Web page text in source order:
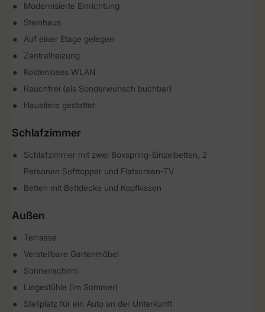
Modernisierte Einrichtung
Steinhaus
Auf einer Etage gelegen
Zentralheizung
Kostenloses WLAN
Rauchfrei (als Sonderwunsch buchbar)
Haustiere gestattet
Schlafzimmer
Schlafzimmer mit zwei Boxspring-Einzelbetten, 2
Personen Softtopper und Flatscreen-TV
Betten mit Bettdecke und Kopfkissen
Außen
Terrasse
Verstellbare Gartenmöbel
Sonnenschirm
Liegestühle (im Sommer)
Stellplatz für ein Auto an der Unterkunft